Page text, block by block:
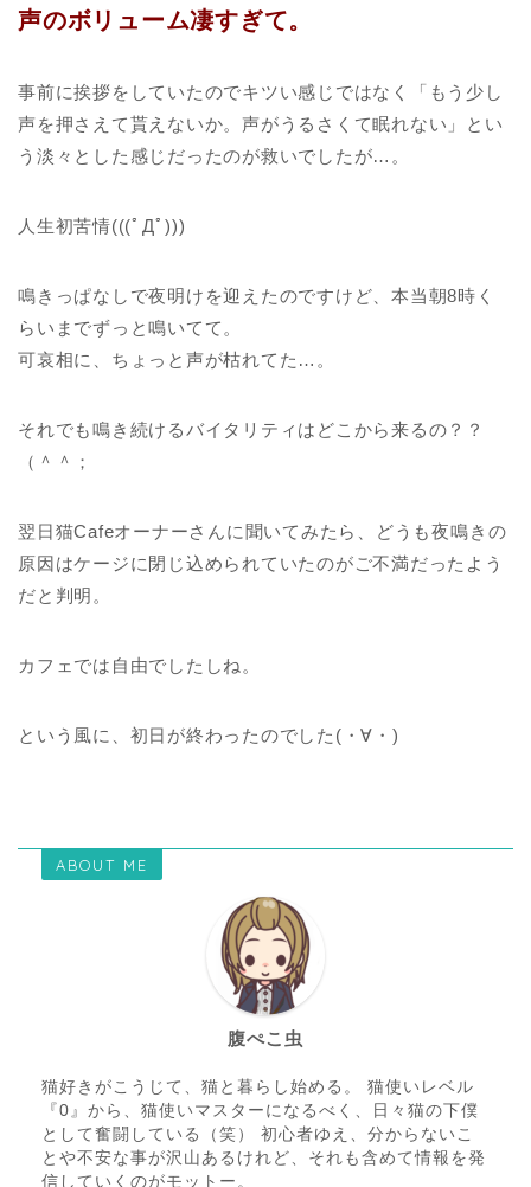
声のボリューム凄すぎて。
事前に挨拶をしていたのでキツい感じではなく「もう少し
声を押さえて貰えないか。声がうるさくて眠れない」とい
う淡々とした感じだったのが救いでしたが…。
人生初苦情(((ﾟДﾟ)))
鳴きっぱなしで夜明けを迎えたのですけど、本当朝8時く
らいまでずっと鳴いてて。
可哀相に、ちょっと声が枯れてた…。
それでも鳴き続けるバイタリティはどこから来るの？？
（＾＾；
翌日猫Cafeオーナーさんに聞いてみたら、どうも夜鳴きの
原因はケージに閉じ込められていたのがご不満だったよう
だと判明。
カフェでは自由でしたしね。
という風に、初日が終わったのでした(・∀・)
ABOUT ME
腹ぺこ虫
猫好きがこうじて、猫と暮らし始める。 猫使いレベル
『0』から、猫使いマスターになるべく、日々猫の下僕
として奮闘している（笑） 初心者ゆえ、分からないこ
とや不安な事が沢山あるけれど、それも含めて情報を発
信していくのがモットー。